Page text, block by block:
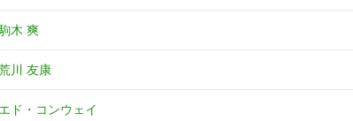
木 爽
川 友康
エド・コンウェイ